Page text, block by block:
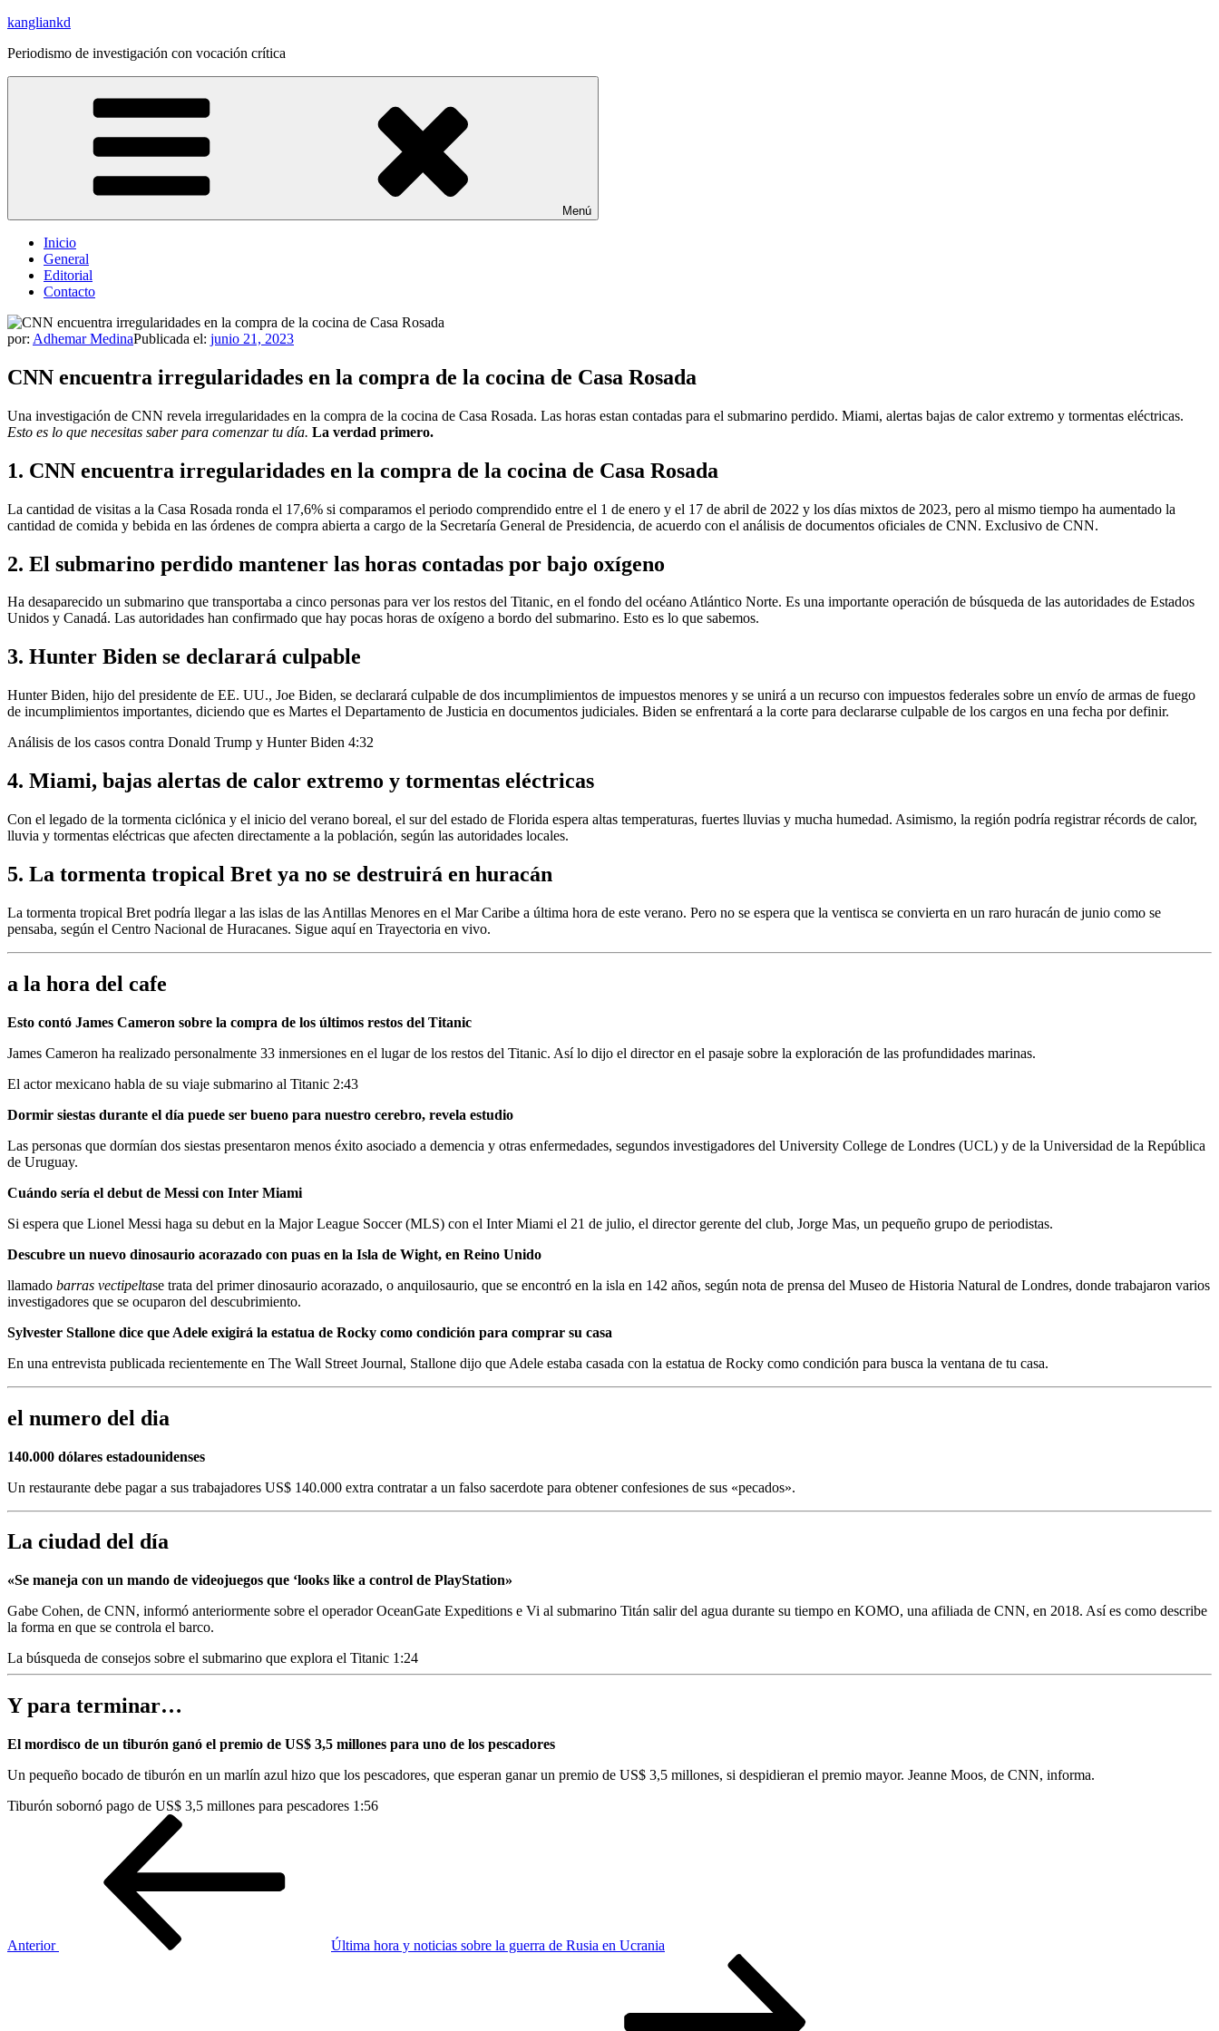
Saltar
contenido
kangliankd
Periodismo de investigación con vocación crítica
Menú
Inicio
General
Editorial
Contacto
por: Adhemar MedinaPublicada el: junio 21, 2023
CNN encuentra irregularidades en la compra de la cocina de Casa Rosada
Una investigación de CNN revela irregularidades en la compra de la cocina de Casa Rosada. Las horas estan contadas para el submarino perdido. Miami, alertas bajas de calor extremo y tormentas eléctricas.
Esto es lo que necesitas saber para comenzar tu día. La verdad primero.
1. CNN encuentra irregularidades en la compra de la cocina de Casa Rosada
La cantidad de visitas a la Casa Rosada ronda el 17,6% si comparamos el periodo comprendido entre el 1 de enero y el 17 de abril de 2022 y los días mixtos de 2023, pero al mismo tiempo ha aumentado la
cantidad de comida y bebida en las órdenes de compra abierta a cargo de la Secretaría General de Presidencia, de acuerdo con el análisis de documentos oficiales de CNN. Exclusivo de CNN.
2. El submarino perdido mantener las horas contadas por bajo oxígeno
Ha desaparecido un submarino que transportaba a cinco personas para ver los restos del Titanic, en el fondo del océano Atlántico Norte. Es una importante operación de búsqueda de las autoridades de Estados
Unidos y Canadá. Las autoridades han confirmado que hay pocas horas de oxígeno a bordo del submarino. Esto es lo que sabemos.
3. Hunter Biden se declarará culpable
Hunter Biden, hijo del presidente de EE. UU., Joe Biden, se declarará culpable de dos incumplimientos de impuestos menores y se unirá a un recurso con impuestos federales sobre un envío de armas de fuego
de incumplimientos importantes, diciendo que es Martes el Departamento de Justicia en documentos judiciales. Biden se enfrentará a la corte para declararse culpable de los cargos en una fecha por definir.
Análisis de los casos contra Donald Trump y Hunter Biden 4:32
4. Miami, bajas alertas de calor extremo y tormentas eléctricas
Con el legado de la tormenta ciclónica y el inicio del verano boreal, el sur del estado de Florida espera altas temperaturas, fuertes lluvias y mucha humedad. Asimismo, la región podría registrar récords de calor,
lluvia y tormentas eléctricas que afecten directamente a la población, según las autoridades locales.
5. La tormenta tropical Bret ya no se destruirá en huracán
La tormenta tropical Bret podría llegar a las islas de las Antillas Menores en el Mar Caribe a última hora de este verano. Pero no se espera que la ventisca se convierta en un raro huracán de junio como se
pensaba, según el Centro Nacional de Huracanes. Sigue aquí en Trayectoria en vivo.
a la hora del cafe
Esto contó James Cameron sobre la compra de los últimos restos del Titanic
James Cameron ha realizado personalmente 33 inmersiones en el lugar de los restos del Titanic. Así lo dijo el director en el pasaje sobre la exploración de las profundidades marinas.
El actor mexicano habla de su viaje submarino al Titanic 2:43
Dormir siestas durante el día puede ser bueno para nuestro cerebro, revela estudio
Las personas que dormían dos siestas presentaron menos éxito asociado a demencia y otras enfermedades, segundos investigadores del University College de Londres (UCL) y de la Universidad de la República
de Uruguay.
Cuándo sería el debut de Messi con Inter Miami
Si espera que Lionel Messi haga su debut en la Major League Soccer (MLS) con el Inter Miami el 21 de julio, el director gerente del club, Jorge Mas, un pequeño grupo de periodistas.
Descubre un nuevo dinosaurio acorazado con puas en la Isla de Wight, en Reino Unido
llamado barras vectipeltase trata del primer dinosaurio acorazado, o anquilosaurio, que se encontró en la isla en 142 años, según nota de prensa del Museo de Historia Natural de Londres, donde trabajaron varios
investigadores que se ocuparon del descubrimiento.
Sylvester Stallone dice que Adele exigirá la estatua de Rocky como condición para comprar su casa
En una entrevista publicada recientemente en The Wall Street Journal, Stallone dijo que Adele estaba casada con la estatua de Rocky como condición para busca la ventana de tu casa.
el numero del dia
140.000 dólares estadounidenses
Un restaurante debe pagar a sus trabajadores US$ 140.000 extra contratar a un falso sacerdote para obtener confesiones de sus «pecados».
La ciudad del día
«Se maneja con un mando de videojuegos que ‘looks like a control de PlayStation»
Gabe Cohen, de CNN, informó anteriormente sobre el operador OceanGate Expeditions e Vi al submarino Titán salir del agua durante su tiempo en KOMO, una afiliada de CNN, en 2018. Así es como describe
la forma en que se controla el barco.
La búsqueda de consejos sobre el submarino que explora el Titanic 1:24
Y para terminar…
El mordisco de un tiburón ganó el premio de US$ 3,5 millones para uno de los pescadores
Un pequeño bocado de tiburón en un marlín azul hizo que los pescadores, que esperan ganar un premio de US$ 3,5 millones, si despidieran el premio mayor. Jeanne Moos, de CNN, informa.
Tiburón sobornó pago de US$ 3,5 millones para pescadores 1:56
Anterior
Última hora y noticias sobre la guerra de Rusia en Ucrania